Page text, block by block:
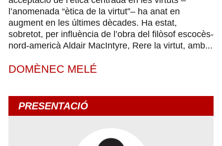
l’anomenada “ètica de la virtut”– ha anat en
augment en les últimes dècades. Ha estat,
sobretot, per influència de l’obra del filòsof escocès-
nord-americà Aldair MacIntyre, Rere la virtut, amb...
DOMÈNEC MELÉ
PRESENTACIÓ